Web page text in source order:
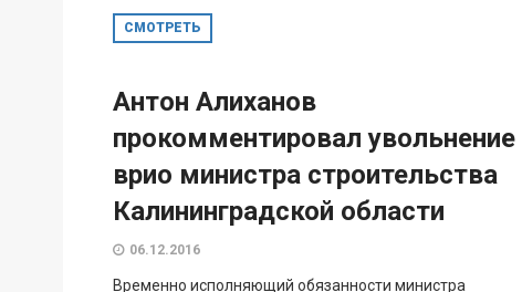
СМОТРЕТЬ
Антон Алиханов
прокомментировал увольнение
врио министра строительства
Калининградской области
06.12.2016
Временно исполняющий обязанности министра